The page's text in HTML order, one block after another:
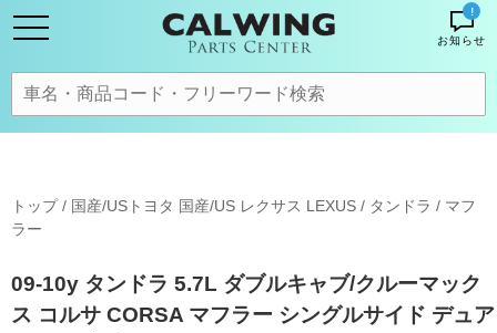
!
お知らせ
トップ/ 国産/USトヨタ 国産/US レクサス LEXUS / タンドラ / マフ
ラー
09-10y タンドラ 5.7L ダブルキャブ/クルーマック
ス コルサ CORSA マフラー シングルサイド デュア